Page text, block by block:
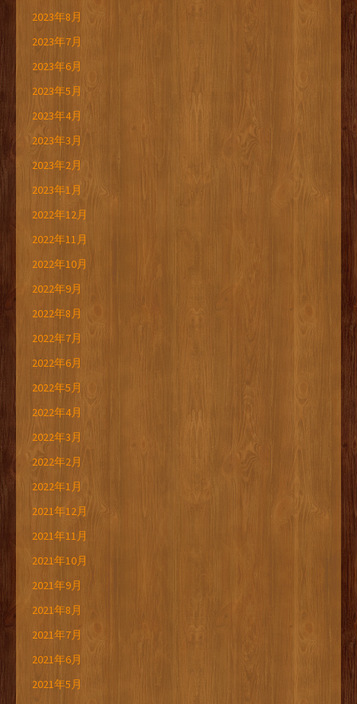
2023年8月
2023年7月
2023年6月
2023年5月
2023年4月
2023年3月
2023年2月
2023年1月
2022年12月
2022年11月
2022年10月
2022年9月
2022年8月
2022年7月
2022年6月
2022年5月
2022年4月
2022年3月
2022年2月
2022年1月
2021年12月
2021年11月
2021年10月
2021年9月
2021年8月
2021年7月
2021年6月
2021年5月